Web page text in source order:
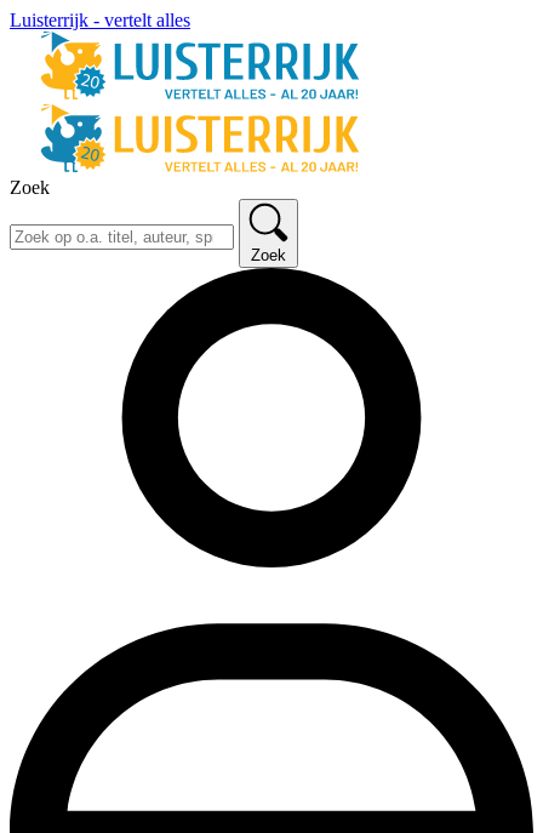
Luisterrijk - vertelt alles
Zoek
Zoek